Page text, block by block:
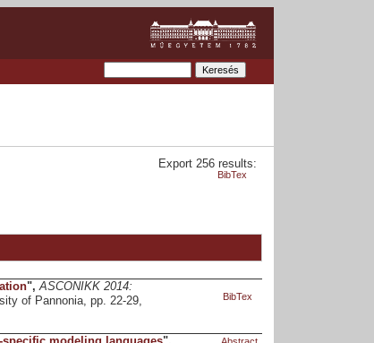
Export 256 results:
BibTex
", ASCONIKK 2014:
of Pannonia, pp. 22-29,
BibTex